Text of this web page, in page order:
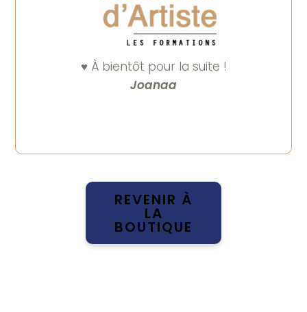
♥️ À bientôt pour la suite !
Joanaa
REVENIR À
LA
BOUTIQUE